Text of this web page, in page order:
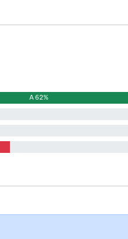
A 62%